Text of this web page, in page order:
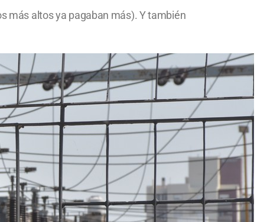
más altos ya pagaban más). Y también